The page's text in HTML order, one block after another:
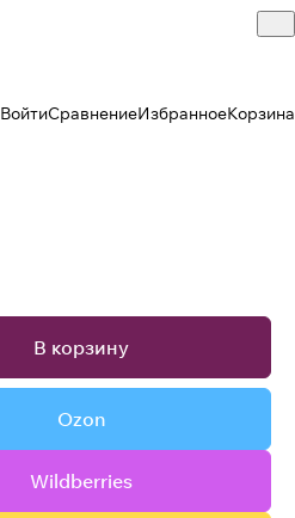
ВойтиСравнениеИзбранноеКорзина
В корзину
Ozon
Wildberries